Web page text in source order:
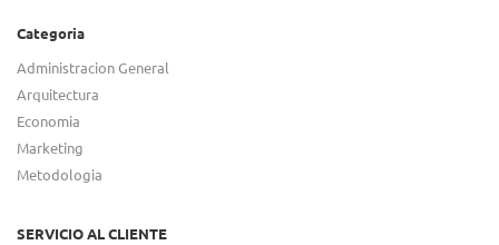
Categoria
Administracion General
Arquitectura
Economia
Marketing
Metodologia
SERVICIO AL CLIENTE